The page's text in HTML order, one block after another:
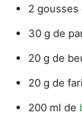
2 gousses
30 g de
20 g de
20 g de
200 ml de